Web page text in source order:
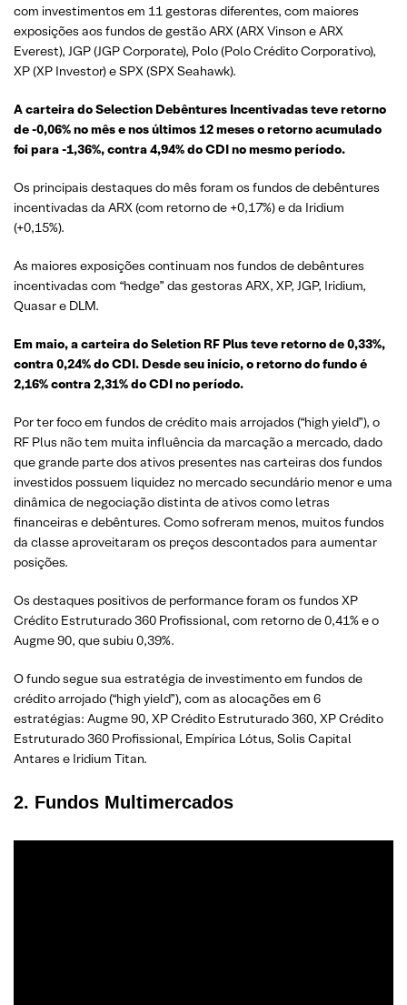
com investimentos em 11 gestoras diferentes, com maiores
exposições aos fundos de gestão ARX (ARX Vinson e ARX
Everest), JGP (JGP Corporate), Polo (Polo Crédito Corporativo),
XP (XP Investor) e SPX (SPX Seahawk).
A carteira do Selection Debêntures Incentivadas teve retorno
de -0,06% no mês e nos últimos 12 meses o retorno acumulado
foi para -1,36%, contra 4,94% do CDI no mesmo período.
Os principais destaques do mês foram os fundos de debêntures
incentivadas da ARX (com retorno de +0,17%) e da Iridium
(+0,15%).
As maiores exposições continuam nos fundos de debêntures
incentivadas com “hedge” das gestoras ARX, XP, JGP, Iridium,
Quasar e DLM.
Em maio, a carteira do Seletion RF Plus teve retorno de 0,33%,
contra 0,24% do CDI. Desde seu início, o retorno do fundo é
2,16% contra 2,31% do CDI no período.
Por ter foco em fundos de crédito mais arrojados (“high yield”), o
RF Plus não tem muita influência da marcação a mercado, dado
que grande parte dos ativos presentes nas carteiras dos fundos
investidos possuem liquidez no mercado secundário menor e uma
dinâmica de negociação distinta de ativos como letras
financeiras e debêntures. Como sofreram menos, muitos fundos
da classe aproveitaram os preços descontados para aumentar
posições.
Os destaques positivos de performance foram os fundos XP
Crédito Estruturado 360 Profissional, com retorno de 0,41% e o
Augme 90, que subiu 0,39%.
O fundo segue sua estratégia de investimento em fundos de
crédito arrojado (“high yield”), com as alocações em 6
estratégias: Augme 90, XP Crédito Estruturado 360, XP Crédito
Estruturado 360 Profissional, Empírica Lótus, Solis Capital
Antares e Iridium Titan.
2. Fundos Multimercados